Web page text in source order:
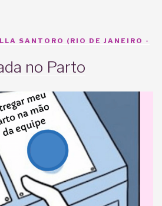
SANTORO (RIO DE JANEIRO -
no Parto